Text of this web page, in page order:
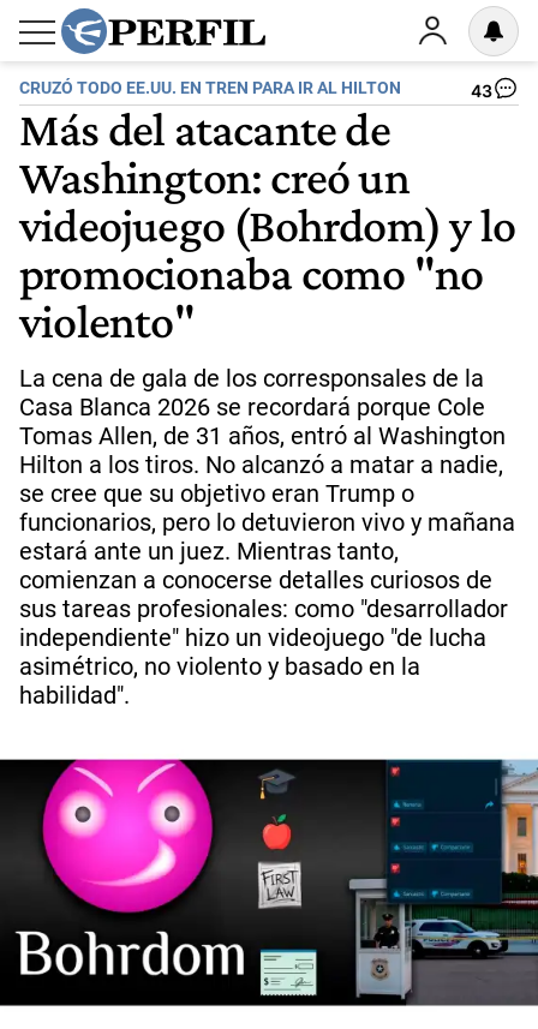
CRUZÓ TODO EE.UU. EN TREN PARA IR AL HILTON 43
Más del atacante de
Washington: creó un
videojuego (Bohrdom) y lo
promocionaba como "no
violento"
La cena de gala de los corresponsales de la
Casa Blanca 2026 se recordará porque Cole
Tomas Allen, de 31 años, entró al Washington
Hilton a los tiros. No alcanzó a matar a nadie,
se cree que su objetivo eran Trump o
funcionarios, pero lo detuvieron vivo y mañana
estará ante un juez. Mientras tanto,
comienzan a conocerse detalles curiosos de
sus tareas profesionales: como "desarrollador
independiente" hizo un videojuego "de lucha
asimétrico, no violento y basado en la
habilidad".